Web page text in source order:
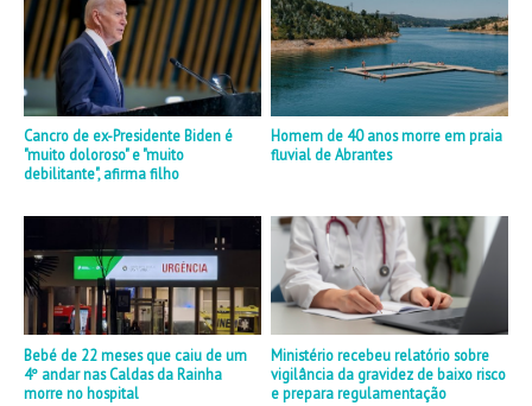
Cancro de ex-Presidente Biden é
"muito doloroso" e "muito
debilitante", afirma filho
Homem de 40 anos morre em praia
fluvial de Abrantes
Bebé de 22 meses que caiu de um
4º andar nas Caldas da Rainha
morre no hospital
Ministério recebeu relatório sobre
vigilância da gravidez de baixo risco
e prepara regulamentação